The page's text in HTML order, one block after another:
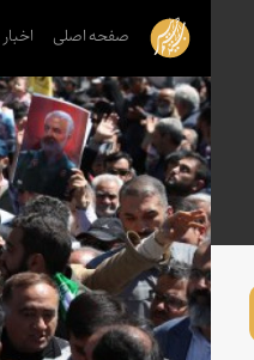
صفحه اصلی اخبار